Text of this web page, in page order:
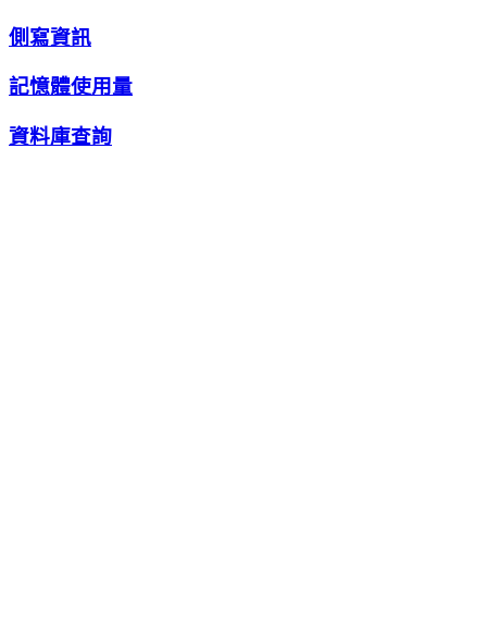
側寫資訊
記憶體使用量
資料庫查詢